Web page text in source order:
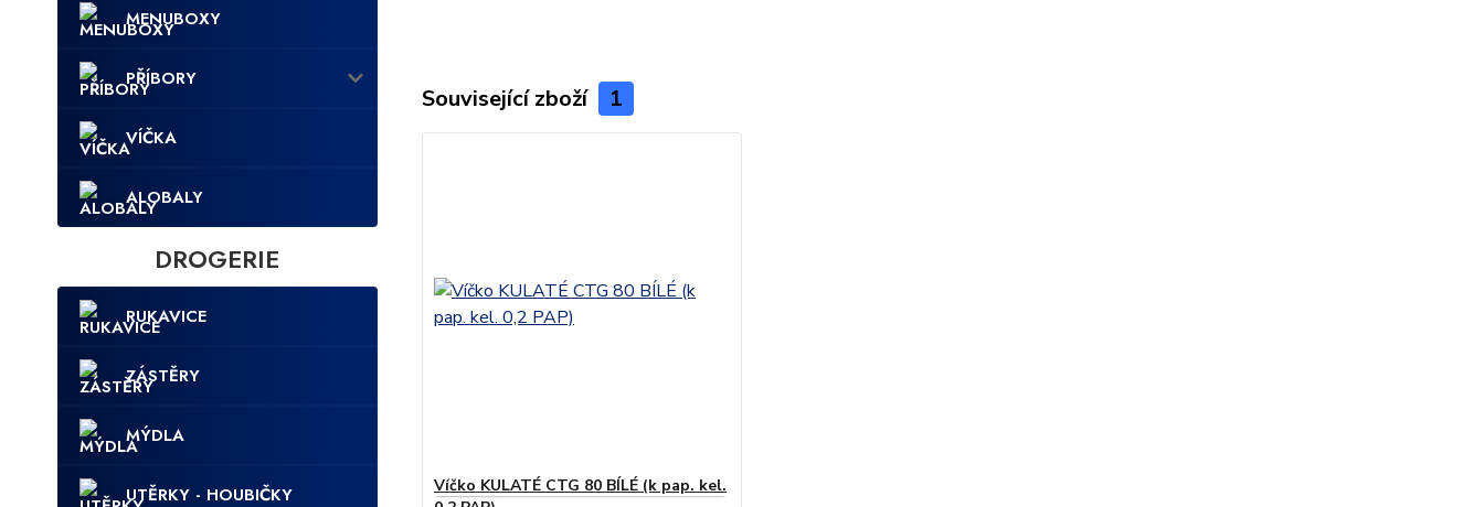
MENUBOXY
PŘÍBORY
VÍČKA
ALOBALY
DROGERIE
RUKAVICE
ZÁSTĚRY
MÝDLA
UTĚRKY - HOUBIČKY
Související zboží 1
Víčko KULATÉ CTG 80 BÍLÉ (k pap. kel.